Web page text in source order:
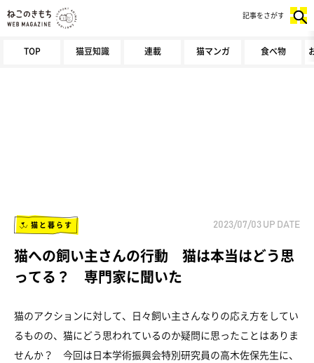
TOP 猫豆知識 連載 猫マンガ 食べ物
記事をさがす
猫と暮らす 2023/07/03 UP DATE
猫への飼い主さんの行動 猫は本当はどう思
ってる？ 専門家に聞いた
猫のアクションに対して、日々飼い主さんなりの応え方をしてい
るものの、猫にどう思われているのか疑問に思ったことはありま
せんか？ 今回は日本学術振興会特別研究員の高木佐保先生に、